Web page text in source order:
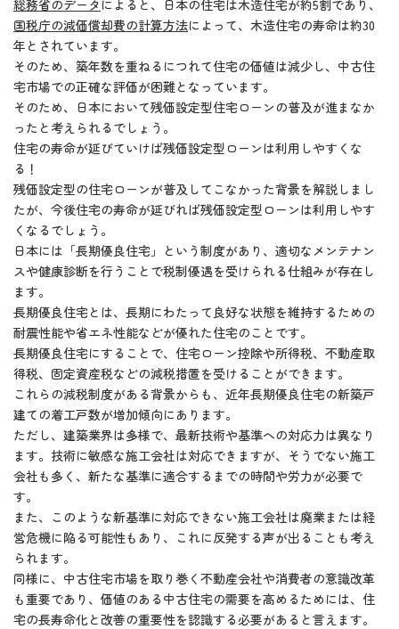
総務省のデータ によると、日本の住宅は木造住宅が約5割であり、
国税庁の減価償却費の計算方法によって、木造住宅の寿命は約30
年とされています。
そのため、築年数を重ねるにつれて住宅の価値は減少し、中古住
宅市場での正確な評価が困難となっています。
そのため、日本において残価設定型住宅ローンの普及が進まなか
ったと考えられるでしょう。
住宅の寿命が延びていけば残価設定型ローンは利用しやすくな
る！
残価設定型の住宅ローンが普及してこなかった背景を解説しまし
たが、今後住宅の寿命が延びれば残価設定型ローンは利用しやす
くなるでしょう。
日本には「長期優良住宅」という制度があり、適切なメンテナン
スや健康診断を行うことで税制優遇を受けられる仕組みが存在し
ます。
長期優良住宅とは、長期にわたって良好な状態を維持するための
耐震性能や省エネ性能などが優れた住宅のことです。
長期優良住宅にすることで、住宅ローン控除や所得税、不動産取
得税、固定資産税などの減税措置を受けることができます。
これらの減税制度がある背景からも、近年長期優良住宅の新築戸
建ての着工戸数が増加傾向にあります。
ただし、建築業界は多様で、最新技術や基準への対応力は異なり
ます。技術に敏感な施工会社は対応できますが、そうでない施工
会社も多く、新たな基準に適合するまでの時間や労力が必要で
す。
また、このような新基準に対応できない施工会社は廃業または経
営危機に陥る可能性もあり、これに反発する声が出ることも考え
られます。
同様に、中古住宅市場を取り巻く不動産会社や消費者の意識改革
も重要であり、価値のある中古住宅の需要を高めるためには、住
宅の長寿命化と改善の重要性を認識する必要があると言えます。